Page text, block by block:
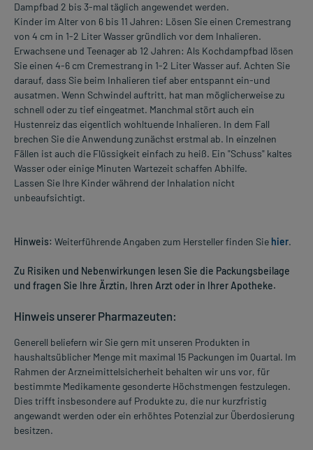
Dampfbad 2 bis 3-mal täglich angewendet werden.
Kinder im Alter von 6 bis 11 Jahren: Lösen Sie einen Cremestrang
von 4 cm in 1-2 Liter Wasser gründlich vor dem Inhalieren.
Erwachsene und Teenager ab 12 Jahren: Als Kochdampfbad lösen
Sie einen 4-6 cm Cremestrang in 1-2 Liter Wasser auf. Achten Sie
darauf, dass Sie beim Inhalieren tief aber entspannt ein-und
ausatmen. Wenn Schwindel auftritt, hat man möglicherweise zu
schnell oder zu tief eingeatmet. Manchmal stört auch ein
Hustenreiz das eigentlich wohltuende Inhalieren. In dem Fall
brechen Sie die Anwendung zunächst erstmal ab. In einzelnen
Fällen ist auch die Flüssigkeit einfach zu heiß. Ein "Schuss" kaltes
Wasser oder einige Minuten Wartezeit schaffen Abhilfe.
Lassen Sie Ihre Kinder während der Inhalation nicht
unbeaufsichtigt.
Hinweis: Weiterführende Angaben zum Hersteller finden Sie hier.
Zu Risiken und Nebenwirkungen lesen Sie die Packungsbeilage
und fragen Sie Ihre Ärztin, Ihren Arzt oder in Ihrer Apotheke.
Hinweis unserer Pharmazeuten:
Generell beliefern wir Sie gern mit unseren Produkten in
haushaltsüblicher Menge mit maximal 15 Packungen im Quartal. Im
Rahmen der Arzneimittelsicherheit behalten wir uns vor, für
bestimmte Medikamente gesonderte Höchstmengen festzulegen.
Dies trifft insbesondere auf Produkte zu, die nur kurzfristig
angewandt werden oder ein erhöhtes Potenzial zur Überdosierung
besitzen.